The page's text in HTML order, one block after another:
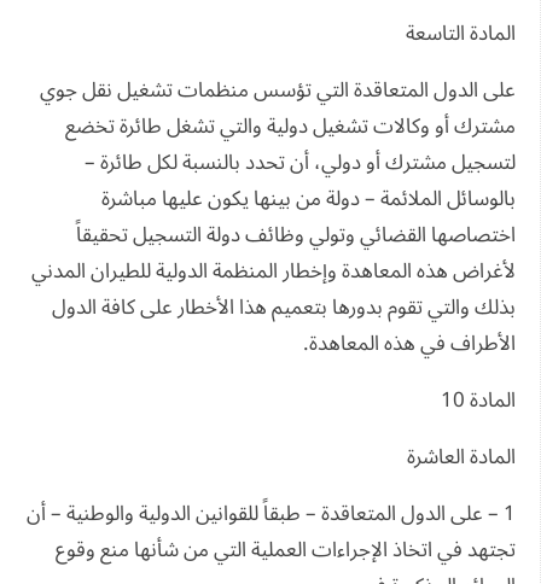
المادة التاسعة
على الدول المتعاقدة التي تؤسس منظمات تشغيل نقل جوي
مشترك أو وكالات تشغيل دولية والتي تشغل طائرة تخضع
لتسجيل مشترك أو دولي، أن تحدد بالنسبة لكل طائرة –
بالوسائل الملائمة – دولة من بينها يكون عليها مباشرة
اختصاصها القضائي وتولي وظائف دولة التسجيل تحقيقاً
لأغراض هذه المعاهدة وإخطار المنظمة الدولية للطيران المدني
بذلك والتي تقوم بدورها بتعميم هذا الأخطار على كافة الدول
الأطراف في هذه المعاهدة.
المادة 10
المادة العاشرة
1 – على الدول المتعاقدة – طبقاً للقوانين الدولية والوطنية – أن
تجتهد في اتخاذ الإجراءات العملية التي من شأنها منع وقوع